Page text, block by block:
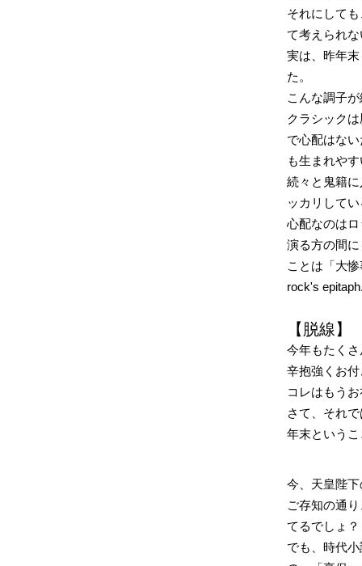
それにして
て考えられ
実は、昨年
た。
こんな調子
クラシック
で心配はな
も生まれや
続々と鬼籍
ッカリして
心配なのは
演る方の間
ことは「大
rock's
【脱線】
今年もたく
辛抱強くお
コレはもう
さて、それ
年末という
今、天皇陛
ご存知の通
てるでしょ？
でも、時代